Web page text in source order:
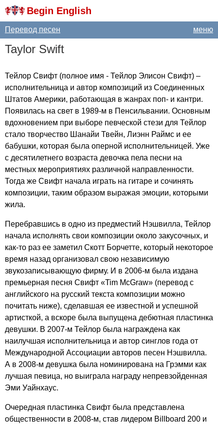
Begin English
меню
Перевод песен
Taylor Swift
Тейлор Свифт (полное имя - Тейлор Элисон Свифт) –
исполнительница и автор композиций из Соединенных
Штатов Америки, работающая в жанрах поп- и кантри.
Появилась на свет в 1989-м в Пенсильвании. Основным
вдохновением при выборе певческой стези для Тейлор
стало творчество Шанайи Твейн, Лиэнн Раймс и ее
бабушки, которая была оперной исполнительницей. Уже
с десятилетнего возраста девочка пела песни на
местных мероприятиях различной направленности.
Тогда же Свифт начала играть на гитаре и сочинять
композиции, таким образом выражая эмоции, которыми
жила.
Перебравшись в одно из предместий Нэшвилла, Тейлор
начала исполнять свои композиции около закусочных, и
как-то раз ее заметил Скотт Борчетте, который некоторое
время назад организовал свою независимую
звукозаписывающую фирму. И в 2006-м была издана
премьерная песня Свифт «Tim McGraw» (перевод с
английского на русский текста композиции можно
почитать ниже), сделавшая ее известной и успешной
артисткой, а вскоре была выпущена дебютная пластинка
девушки. В 2007-м Тейлор была награждена как
наилучшая исполнительница и автор синглов года от
Международной Ассоциации авторов песен Нэшвилла.
А в 2008-м девушка была номинирована на Грэмми как
лучшая певица, но выиграла награду непревзойденная
Эми Уайнхаус.
Очередная пластинка Свифт была представлена
общественности в 2008-м, став лидером Billboard 200 и